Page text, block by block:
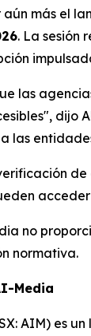
más el
. La sesión
las
dijo
las
acceder
no
normativa.
Media
AIM) es